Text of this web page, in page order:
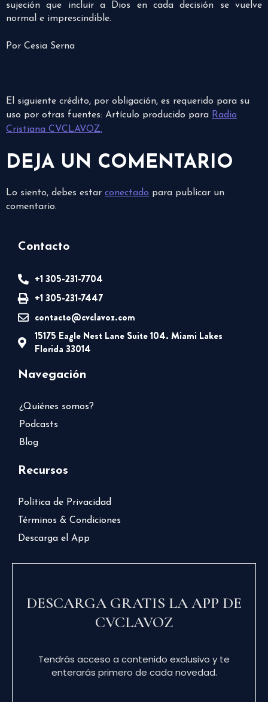
sujeción que incluir a Dios en cada decisión se vuelve
normal e imprescindible.
Por Cesia Serna
El siguiente crédito, por obligación, es requerido para su
uso por otras fuentes: Artículo producido para Radio
Cristiana CVCLAVOZ.
DEJA UN COMENTARIO
Lo siento, debes estar conectado para publicar un
comentario.
Contacto
+1 305-231-7704
+1 305-231-7447
contacto@cvclavoz.com
15175 Eagle Nest Lane Suite 104. Miami Lakes
Florida 33014
Navegación
¿Quiénes somos?
Podcasts
Blog
Recursos
Política de Privacidad
Términos & Condiciones
Descarga el App
DESCARGA GRATIS LA APP DE
CVCLAVOZ
Tendrás acceso a contenido exclusivo y te
enterarás primero de cada novedad.